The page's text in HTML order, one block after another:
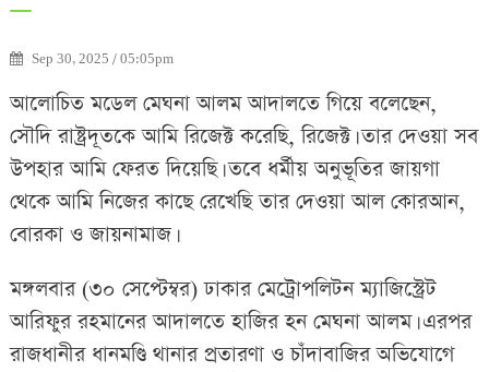
Sep 30, 2025 / 05:05pm
আলোচিত মডেল মেঘনা আলম আদালতে গিয়ে বলেছেন,
সৌদি রাষ্ট্রদূতকে আমি রিজেক্ট করেছি, রিজেক্ট। তার দেওয়া সব
উপহার আমি ফেরত দিয়েছি। তবে ধর্মীয় অনুভূতির জায়গা
থেকে আমি নিজের কাছে রেখেছি তার দেওয়া আল কোরআন,
বোরকা ও জায়নামাজ।
মঙ্গলবার (৩০ সেপ্টেম্বর) ঢাকার মেট্রোপলিটন ম্যাজিস্ট্রেট
আরিফুর রহমানের আদালতে হাজির হন মেঘনা আলম। এরপর
রাজধানীর ধানমণ্ডি থানার প্রতারণা ও চাঁদাবাজির অভিযোগে